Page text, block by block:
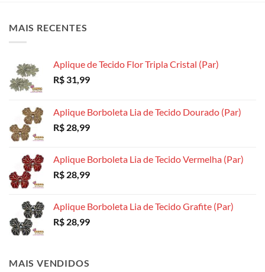
ser
página
do
na
na
MAIS RECENTES
Aplique de Tecido Flor Tripla Cristal (Par)
R$ 31,99
Aplique Borboleta Lia de Tecido Dourado (Par)
R$ 28,99
Aplique Borboleta Lia de Tecido Vermelha (Par)
R$ 28,99
Aplique Borboleta Lia de Tecido Grafite (Par)
R$ 28,99
MAIS VENDIDOS